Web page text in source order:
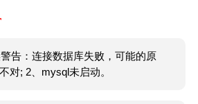
告：连接数据库失败，可能的原
对; 2、mysql未启动。